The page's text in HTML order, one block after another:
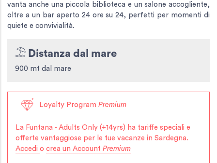
vanta anche una piccola biblioteca e un salone accogliente,
oltre a un bar aperto 24 ore su 24, perfetti per momenti di
quiete e convivialità.
Distanza dal mare
900 mt dal mare
Loyalty ProgramPremium
La Funtana - Adults Only (+14yrs) ha tariffe speciali e
offerte vantaggiose per le tue vacanze in Sardegna.
Accedi o crea un Account Premium